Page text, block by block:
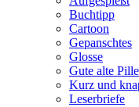
Buchtipp
Cartoon
Gepanschtes
Glosse
Gute alte
Kurz und
Leserbriefe